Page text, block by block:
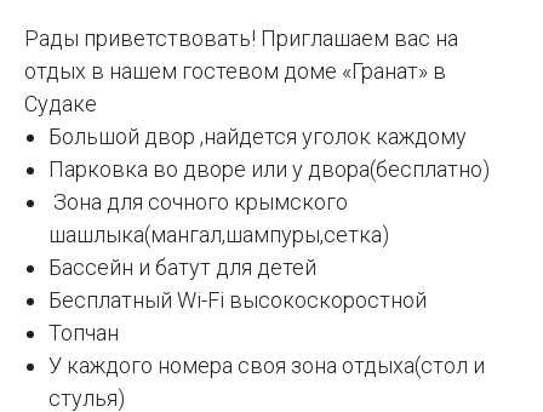
Рады приветствовать! Приглашаем вас на
отдых в нашем гостевом доме «Гранат» в
Судаке
Большой двор ,найдется уголок каждому
Парковка во дворе или у двора(бесплатно)
Зона для сочного крымского
шашлыка(мангал,шампуры,сетка)
Бассейн и батут для детей
Бесплатный Wi-Fi высокоскоростной
Топчан
У каждого номера своя зона отдыха(стол и
стулья)